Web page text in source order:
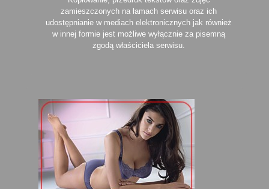
zamieszczonych na łamach serwisu oraz ich
udostępnianie w mediach elektronicznych jak również
w innej formie jest możliwe wyłącznie za pisemną
zgodą właściciela serwisu.